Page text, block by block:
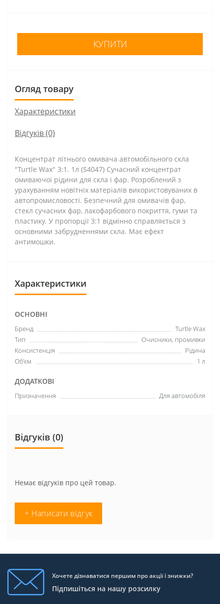
КУПИТИ
Огляд товару
Характеристики
Відгуків (0)
Концентрат літнього омивача автомобільного скла
"Turtle Wax" 3:1. 1л (S4047) Сучасний концентрат
омиваючої рідини для скла і фар. Розроблений з
урахуванням новітніх матеріалів використовуваних в
автопромисловості. Безпечний для омивачів фар,
стекл сучасних фар, лакофарбового покриття, гуми та
пластику. У пропорції 3:1 відмінно справляється з
основними забрудненнями скла. Має ефект
антимошки.
Характеристики
ОСНОВНІ
Бренд
Turtle Wax
Тип
Очисники, промивки
Консистенція
Рідина
Об'єм
1 л
ДОДАТКОВІ
Призначення Для автомобіля
Відгуків (0)
Немає відгуків про цей товар.
+ Написати відгук
Хочете дізнаватися першим про акції і знижки?
Підпишіться на нашу розсилку